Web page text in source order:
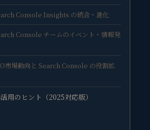
Console Insights の統合・進化
Console チームのイベント・情報発
市場動向と Search Console の役割拡
用のヒント（2025対応版）